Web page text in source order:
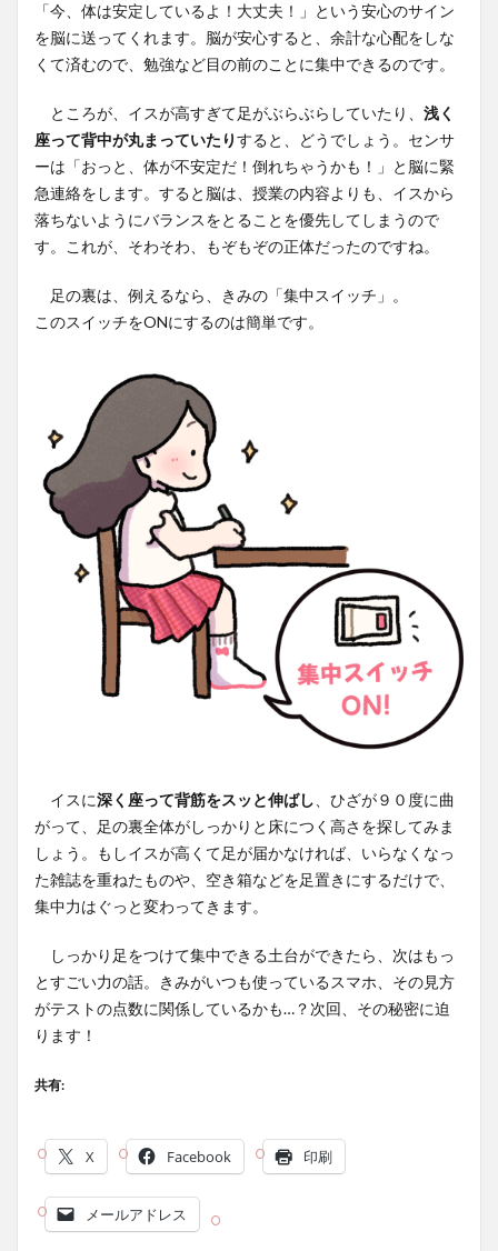
「今、体は安定しているよ！大丈夫！」という安心のサイン
を脳に送ってくれます。脳が安心すると、余計な心配をしな
くて済むので、勉強など目の前のことに集中できるのです。
ところが、イスが高すぎて足がぶらぶらしていたり、 浅く
座って背中が丸まっていたりすると、どうでしょう。センサ
ーは「おっと、体が不安定だ！倒れちゃうかも！」と脳に緊
急連絡をします。すると脳は、授業の内容よりも、イスから
落ちないようにバランスをとることを優先してしまうので
す。これが、そわそわ、もぞもぞの正体だったのですね。
足の裏は、例えるなら、きみの「集中スイッチ」。
このスイッチをONにするのは簡単です。
イスに深く座って背筋をスッと伸ばし 、ひざが９０度に曲
がって、足の裏全体がしっかりと床につく高さを探してみま
しょう。もしイスが高くて足が届かなければ、いらなくなっ
た雑誌を重ねたものや、空き箱などを足置きにするだけで、
集中力はぐっと変わってきます。
しっかり足をつけて集中できる土台ができたら、次はもっ
とすごい力の話。きみがいつも使っているスマホ、その見方
がテストの点数に関係しているかも…？次回、その秘密に迫
ります！
共有:
X Facebook 印刷
メールアドレス